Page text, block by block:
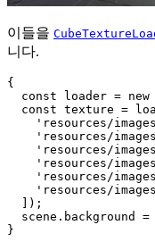
이들을
니다.
{
const loader = new
const texture =
'resources/
'resources/
'resources/
'resources/
'resources/
'resources/
  ]);
scene.background =